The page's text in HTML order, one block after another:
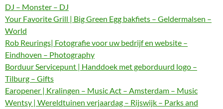
DJ – Monster – DJ
Your Favorite Grill | Big Green Egg bakfiets – Geldermalsen –
World
Rob Reurings| Fotografie voor uw bedrijf en website –
Eindhoven – Photography
Borduur Servicepunt | Handdoek met geborduurd logo –
Tilburg – Gifts
Earopener | Kralingen – Music Act – Amsterdam – Music
Wentsy | Wereldtuinen verjaardag – Rijswijk – Parks and